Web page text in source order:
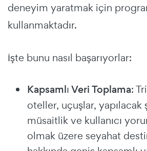
deneyim yaratmak için
kullanmaktadır.
İşte bunu nasıl başarıyorlar:
Kapsamlı Veri Toplama:
oteller, uçuşlar, yapılacak
müsaitlik ve kullanıcı
olmak üzere seyahat